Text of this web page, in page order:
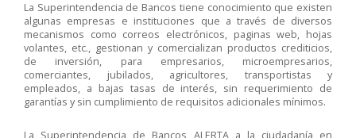
La Superintendencia de Bancos tiene conocimiento que existen
algunas empresas e instituciones que a través de diversos
mecanismos como correos electrónicos, paginas web, hojas
volantes, etc., gestionan y comercializan productos crediticios,
de inversión, para empresarios, microempresarios,
comerciantes, jubilados, agricultores, transportistas y
empleados, a bajas tasas de interés, sin requerimiento de
garantías y sin cumplimiento de requisitos adicionales mínimos.
La Superintendencia de Bancos ALERTA a la ciudadanía en